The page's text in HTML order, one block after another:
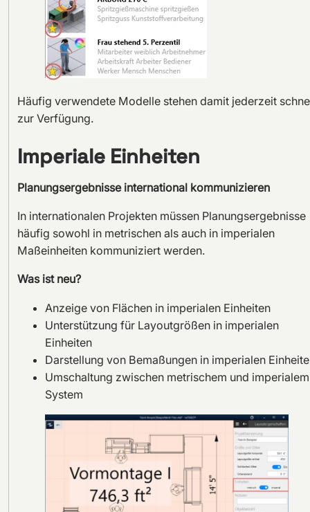
Häufig verwendete Modelle stehen damit jederzeit
zur Verfügung.
Imperiale Einheiten
Planungsergebnisse international kommunizieren
In internationalen Projekten müssen Planungsergebnisse
häufig sowohl in metrischen als auch in imperialen
Maßeinheiten kommuniziert werden.
Was ist neu?
Anzeige von Flächen in imperialen Einheiten
Unterstützung für Layoutgrößen in imperialen
Einheiten
Darstellung von Bemaßungen in imperialen
Umschaltung zwischen metrischem und imperialem
System